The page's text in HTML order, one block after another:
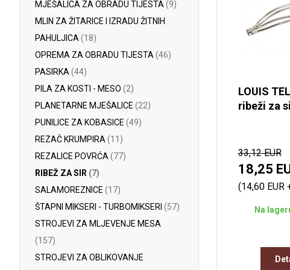
MJEŠALICA ZA OBRADU TIJESTA (9)
MLIN ZA ŽITARICE I IZRADU ŽITNIH
PAHULJICA (18)
OPREMA ZA OBRADU TIJESTA (46)
PASIRKA (44)
PILA ZA KOSTI - MESO (2)
PLANETARNE MJEŠALICE (22)
PUNILICE ZA KOBASICE (49)
REZAČ KRUMPIRA (11)
REZALICE POVRĆA (77)
RIBEŽ ZA SIR (7)
SALAMOREZNICE (17)
ŠTAPNI MIKSERI - TURBOMIKSERI (57)
STROJEVI ZA MLJEVENJE MESA
(157)
STROJEVI ZA OBLIKOVANJE
LOUIS
ribeži za
33,12 EUR
18,25
(14,60 EUR
Na